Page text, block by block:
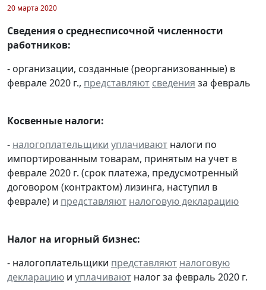
20 марта 2020
Сведения о среднесписочной численности
работников:
- организации, созданные (реорганизованные) в
феврале 2020 г., представляют сведения за февраль
Косвенные налоги:
- налогоплательщики уплачивают налоги по
импортированным товарам, принятым на учет в
феврале 2020 г. (срок платежа, предусмотренный
договором (контрактом) лизинга, наступил в
феврале) и представляют налоговую декларацию
Налог на игорный бизнес:
- налогоплательщики представляют налоговую
декларацию и уплачивают налог за февраль 2020 г.